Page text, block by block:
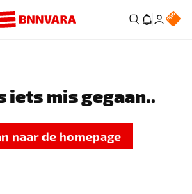
iets mis gegaan..
naar de homepage